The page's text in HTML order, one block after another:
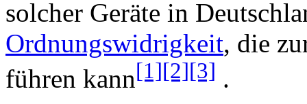
solcher Geräte in
Ordnungswidrigkeit, die
führen kann[1][2][3] .